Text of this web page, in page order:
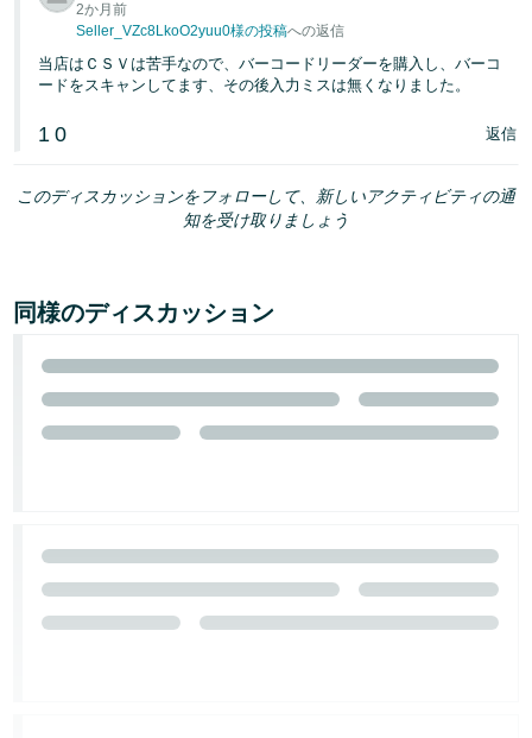
2か月前
Seller_VZc8LkoO2yuu0様の投稿への返信
当店はＣＳＶは苦手なので、バーコードリーダーを購入し、バーコ
ードをスキャンしてます、その後入力ミスは無くなりました。
1 0 返信
このディスカッションをフォローして、新しいアクティビティの通
知を受け取りましょう
同様のディスカッション